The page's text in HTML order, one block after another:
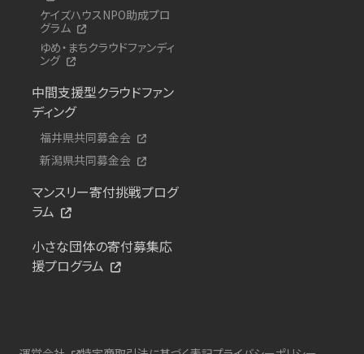
ケイズハウスNPO助成プロ
グラム
ゆめ・まちクラウドファンディ
ング
中間支援型クラウドファン
ディング
福井県共同募金会
新潟県共同募金会
マンスリー寄付挑戦プログ
ラム
小さな団体の寄付募集応
援プログラム